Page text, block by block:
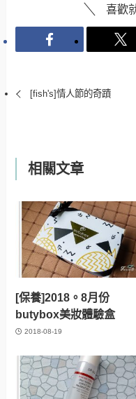
喜歡
[fish's]情人節的奇蹟
相關文章
[保養]2018。8月份
butybox美妝體驗盒
2018-08-19